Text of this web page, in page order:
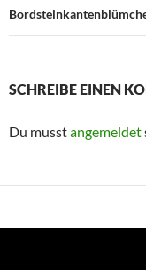
SCHREIBE EINEN
Du musstangemeldet